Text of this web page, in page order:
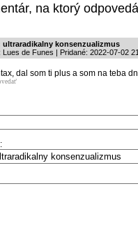
na ktorý
ultraradikalny konsenzualizmus
Lues de Funes | Pridané: 2022-07-02
dal som ti plus a som na teba